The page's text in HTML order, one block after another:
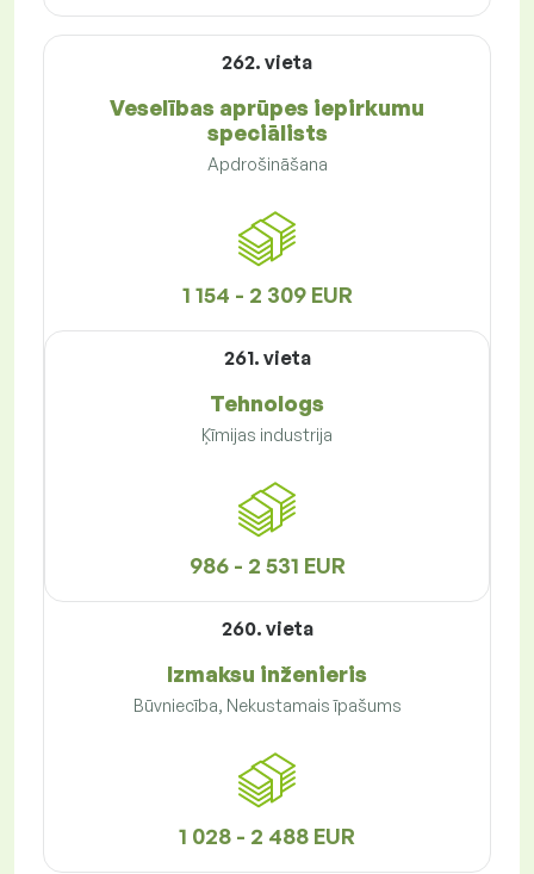
262. vieta
Veselības aprūpes iepirkumu
speciālists
Apdrošināšana
1 154 - 2 309 EUR
261. vieta
Tehnologs
Ķīmijas industrija
986 - 2 531 EUR
260. vieta
Izmaksu inženieris
Būvniecība, Nekustamais īpašums
1 028 - 2 488 EUR